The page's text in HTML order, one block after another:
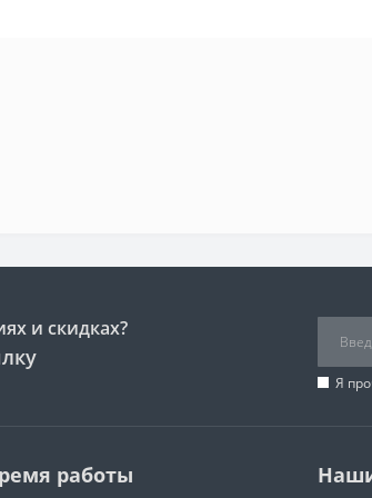
и скидках?
Я
работы